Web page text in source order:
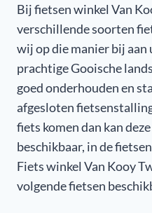
Bij fietsen winkel Van
verschillende soorten
wij op die manier bij
prachtige Gooische
goed onderhouden en
afgesloten
fiets komen dan kan
beschikbaar, in de
Fiets winkel Van Kooy
volgende fietsen